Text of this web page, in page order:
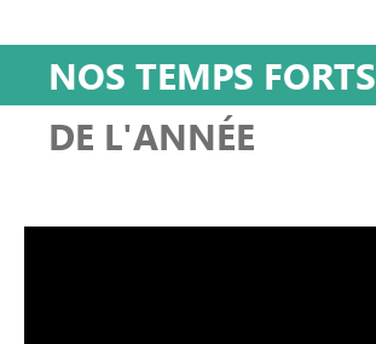
NOS TEMPS FORTS
DE L'ANNÉE